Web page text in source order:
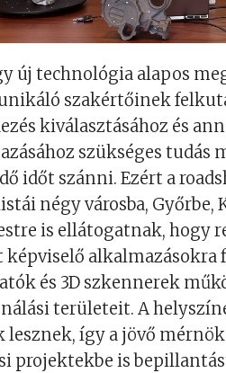
új technológia alapos
szakértőinek
kiválasztásához és
szükséges tudás
időt szánni. Ezért a
négy városba, Győrbe,
is ellátogatnak, hogy
képviselő alkalmazásokra
és 3D szkennerek
területeit. A
lesznek, így a jövő
projektekbe is